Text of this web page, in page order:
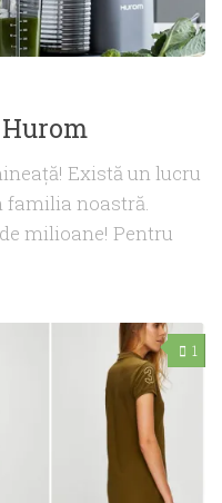
Există un lucru
familia noastră.
milioane! Pentru
1